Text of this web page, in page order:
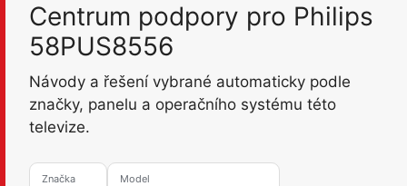
Centrum podpory pro Philips
58PUS8556
Návody a řešení vybrané automaticky podle
značky, panelu a operačního systému této
televize.
Značka Model